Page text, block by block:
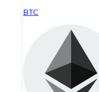
BTC